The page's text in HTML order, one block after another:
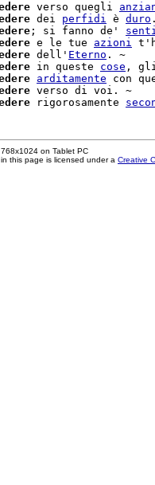
verso quegli
dei perfidi è duro
; si fanno de'
e le tue azioni
dell' Eterno . ~
in queste cose ,
arditamente con
verso di voi. ~
rigorosamente
on Tablet PC
this page is licensed under a Creative